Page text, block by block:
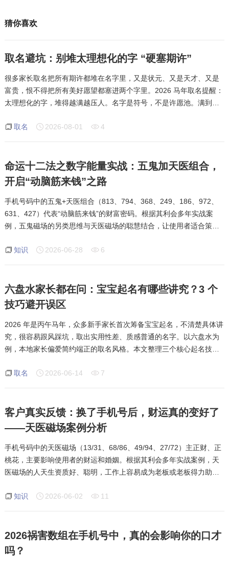
猜你喜欢
取名避坑：别堆太理想化的字 “硬塞期许”
很多家长取名把所有期许都堆在名字里，又是状元、又是天才、又是
富贵，恨不得把所有美好愿望都塞进两个字里。2026 马年取名提醒：
太理想化的字，堆得越满越压人。名字是符号，不是许愿池。满到溢
容易自卑、有负担。而且太直白的理想
取名 2026-08-01 4
命运十二法之数字能量实战：五鬼加天医组合，
开启“动脑筋来钱”之路
手机号码中的五鬼+天医组合（813、794、368、249、186、972、
631、427）代表“动脑筋来钱”的财富密码。根据其利会多年实战案
例，五鬼磁场的另类思维与天医磁场的聪慧结合，让使用者适合策
五鬼与天医在血液方面都存
知识 2026-06-28 6
六盘水家长都在问：宝宝起名有哪些讲究？3 个
技巧避开误区
2026 年是丙午马年，众多新手家长首次筹备宝宝起名，不清楚具体讲
究，很容易跟风踩坑，取出实用性差、质感普通的名字。以六盘水为
例，本地家长偏爱简约端正的取名风格。本文整理三个核心起名技
用常用、好写、好认的汉字，拒绝生僻复杂
取名 2026-06-14 7
客户真实反馈：换了手机号后，财运真的变好了
——天医磁场案例分析
手机号码中的天医磁场（13/31、68/86、49/94、27/72）主正财、正
桃花，主要影响使用者的财运和婚姻。根据其利会多年实战案例，天
医磁场的人天生资质好、聪明，工作上容易成为老板或老板得力助
感情上正桃花，有结婚现象；健康上需注意血压
知识 2026-06-02 11
2026祸害数组在手机号中，真的会影响你的口才
吗？